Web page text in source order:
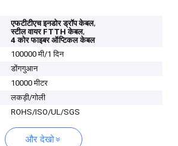
एफटीटीएच इनडोर ड्रॉप केबल,
स्टील वायर FTTH केबल,
4 कोर फाइबर ऑप्टिकल केबल
100000 मी/1 दिन
डोंगगुआन
10000 मीटर
लकड़ी/गोली
ROHS/ISO/UL/SGS
और देखो